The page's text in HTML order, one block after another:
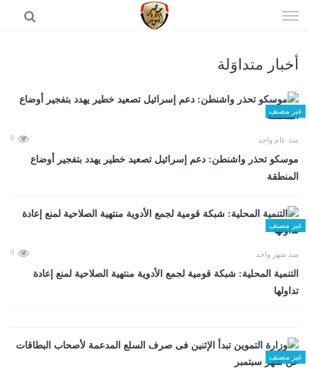
الى
أخبار متداوَلة
غير مصنف
منذ عام واحد 0
موسكو تحذر واشنطن: دعم إسرائيل تصعيد خطير يهدد بتفجير أوضاع
المنطقة
غير مصنف
منذ شهر واحد 0
التنمية المحلية: شبكة قومية لجمع الأدوية منتهية الصلاحية لمنع إعادة
تداولها
غير مصنف